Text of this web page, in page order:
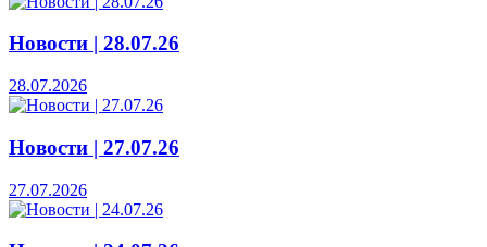
Новости | 28.07.26
28.07.2026
Новости | 27.07.26
27.07.2026